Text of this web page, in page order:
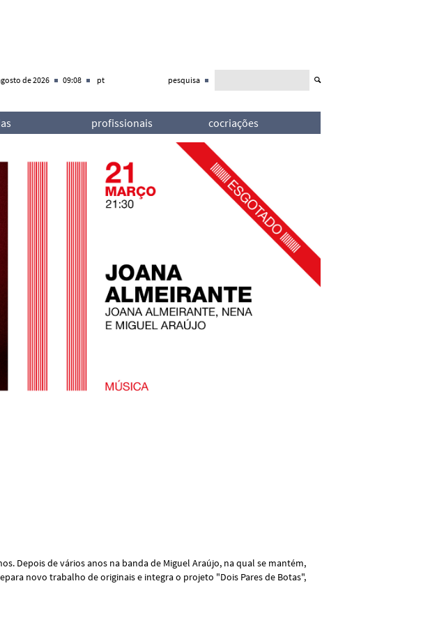
de 2026 09:08 pt pesquisa j
profissionais cocriações
Depois de vários anos na banda de Miguel Araújo, na qual se mantém,
novo trabalho de originais e integra o projeto "Dois Pares de Botas",